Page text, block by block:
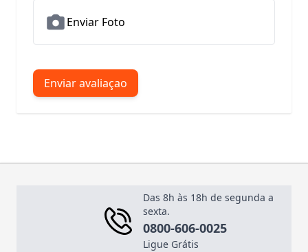
Enviar Foto
Enviar avaliaçao
Das 8h às 18h de segunda a
sexta.
0800-606-0025
Ligue Grátis